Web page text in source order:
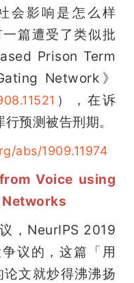
会影响是怎么样
篇遭受了类似批
Prison Term
Network》
），在诉
预测被告刑期。
abs/1909.11974
Voice using
，NeurIPS 2019
议的，这篇「用
文就炒得沸沸扬